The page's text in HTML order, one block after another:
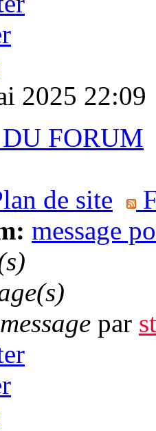
2025 22:09
FORUM
de site
message
par